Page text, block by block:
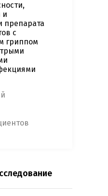
и
препарата
с
гриппом